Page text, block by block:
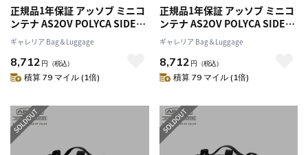
正規品1年保証 アッソブ ミニコ
ンテナ AS2OV POLYCA SIDE
CONTAINER マルチコンテナ 小
物入れ キャンプ 収納ボックス
防水 USB USBポート 収納 BBQ
アウトドア ASSOV キャンプ用
ギャレリア Bag＆Luggage
8,712 円 （税込）
積算 79 マイル (1倍)
正規品1年保証 アッソブ ミニコ
ンテナ AS2OV POLYCA SIDE
CONTAINER マルチコンテナ 小
物入れ キャンプ 収納ボックス
防水 USB USBポート 収納 BBQ
アウトドア ASSOV キャンプ用
ギャレリア Bag＆Luggage
8,712 円 （税込）
積算 79 マイル (1倍)